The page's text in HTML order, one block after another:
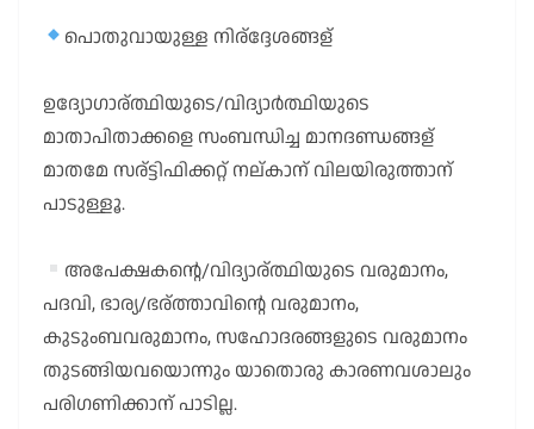
പൊതുവായുള്ള നിര്ദ്ദേശങ്ങള്
ഉദ്യോഗാര്ത്ഥിയുടെ/വിദ്യാർത്ഥിയുടെ
മാതാപിതാക്കളെ സംബന്ധിച്ച മാനദണ്ഡങ്ങള്
മാതമേ സര്ട്ടിഫിക്കറ്റ് നല്കാന് വിലയിരുത്താന്
പാടുള്ളൂ.
അപേക്ഷകൻ്റെ/വിദ്യാര്ത്ഥിയുടെ വരുമാനം,
പദവി, ഭാര്യ/ഭര്ത്താവിന്റെ വരുമാനം,
കുടുംബവരുമാനം, സഹോദരങ്ങളുടെ വരുമാനം
തുടങ്ങിയവയൊന്നും യാതൊരു കാരണവശാലും
പരിഗണിക്കാന് പാടില്ല.